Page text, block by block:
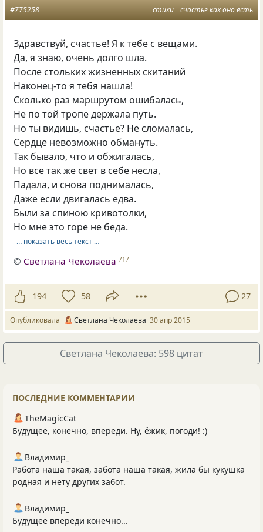
стихи счастье как оно есть
#775258
Здравствуй, счастье! Я к тебе с вещами.
Да, я знаю, очень долго шла.
После стольких жизненных скитаний
Наконец-то я тебя нашла!
Сколько раз маршрутом ошибалась,
Не по той тропе держала путь.
Но ты видишь, счастье? Не сломалась,
Сердце невозможно обмануть.
Так бывало, что и обжигалась,
Но все так же свет в себе несла,
Падала, и снова поднималась,
Даже если двигалась едва.
Были за спиною кривотолки,
Но мне это горе не беда.
… показать весь текст …
© Светлана Чеколаева 717
194 58 27
Опубликовала Светлана Чеколаева 30 апр 2015
Светлана Чеколаева: 598 цитат
ПОСЛЕДНИЕ КОММЕНТАРИИ
TheMagicCat
Будущее, конечно, впереди. Ну, ёжик, погоди! :)
Владимир_
Работа наша такая, забота наша такая, жила бы кукушка
родная и нету других забот.
Владимир_
Будущее впереди конечно...